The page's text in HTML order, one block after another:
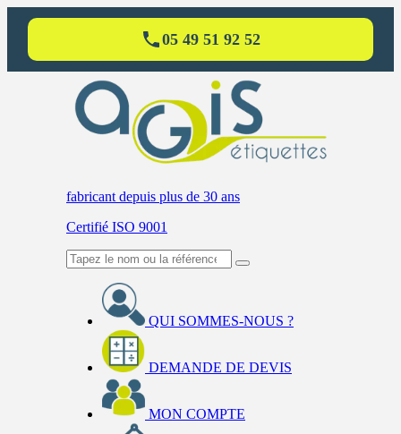
05 49 51 92 52
fabricant depuis plus de 30 ans
Certifié ISO 9001
QUI SOMMES-NOUS ?
DEMANDE DE DEVIS
MON COMPTE